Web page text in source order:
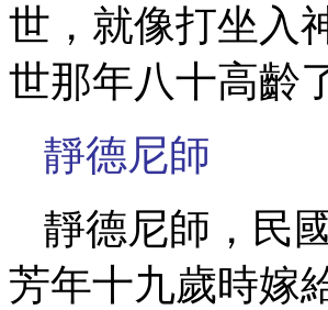
世，就像打坐入
世那年八十高齡
靜德尼師
靜德尼師，民
芳年十九歲時嫁